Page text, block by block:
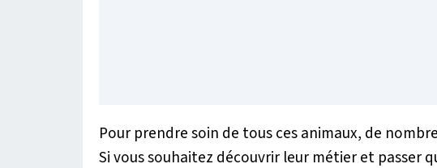
Pour prendre soin de tous ces animaux, de
Si vous souhaitez découvrir leur métier et passer